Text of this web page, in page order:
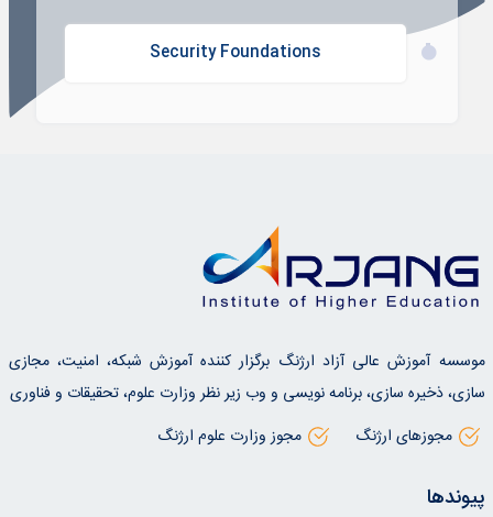
Security Foundations
موسسه آموزش عالی آزاد ارژنگ برگزار کننده آموزش شبکه، امنیت، مجازی
سازی، ذخیره سازی، برنامه نویسی و وب زیر نظر وزارت علوم، تحقیقات و فناوری
مجوزهای ارژنگ
مجوز وزارت علوم ارژنگ
پیوندها